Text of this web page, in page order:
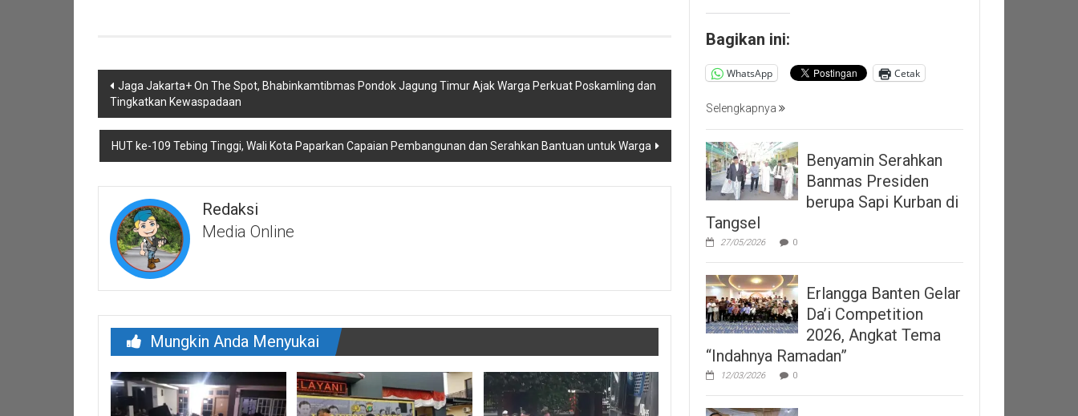
Navigasi
pos
Jaga Jakarta+ On The Spot, Bhabinkamtibmas Pondok Jagung Timur Ajak Warga Perkuat Poskamling dan
Tingkatkan Kewaspadaan
HUT ke-109 Tebing Tinggi, Wali Kota Paparkan Capaian Pembangunan dan Serahkan Bantuan untuk Warga
Redaksi
Media Online
Mungkin Anda Menyukai
Bagikan ini:
WhatsApp Cetak
Selengkapnya
Benyamin Serahkan
Banmas Presiden
berupa Sapi Kurban di
Tangsel
27/05/2026 0
Erlangga Banten Gelar
Da’i Competition
2026, Angkat Tema
“Indahnya Ramadan”
12/03/2026 0